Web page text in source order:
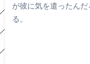
が彼に気を遣ったん
る。